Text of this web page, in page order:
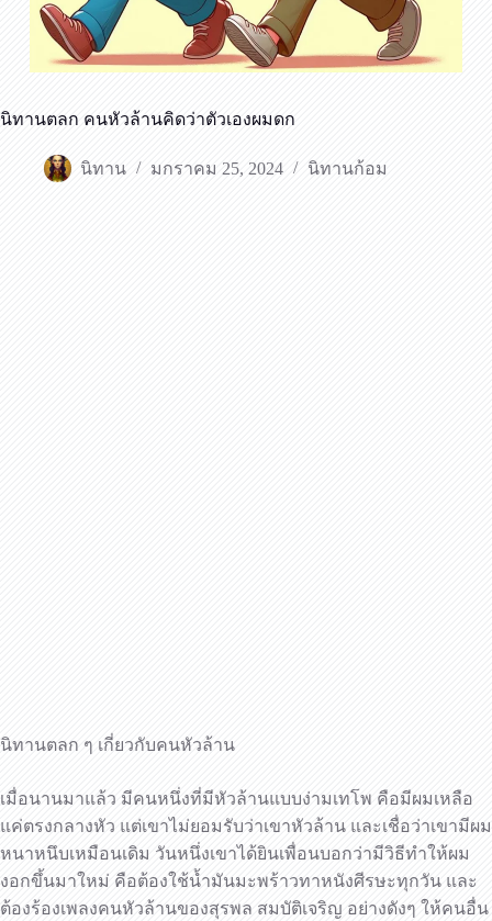
นิทานตลก คนหัวล้านคิดว่าตัวเองผมดก
นิทาน มกราคม 25, 2024 นิทานก้อม
นิทานตลก ๆ เกี่ยวกับคนหัวล้าน
เมื่อนานมาแล้ว มีคนหนึ่งที่มีหัวล้านแบบง่ามเทโพ คือมีผมเหลือ
แค่ตรงกลางหัว แต่เขาไม่ยอมรับว่าเขาหัวล้าน และเชื่อว่าเขามีผม
หนาหนึบเหมือนเดิม วันหนึ่งเขาได้ยินเพื่อนบอกว่ามีวิธีทำให้ผม
งอกขึ้นมาใหม่ คือต้องใช้น้ำมันมะพร้าวทาหนังศีรษะทุกวัน และ
ต้องร้องเพลงคนหัวล้านของสุรพล สมบัติเจริญ อย่างดังๆ ให้คนอื่น